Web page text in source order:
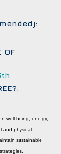
OF
well-being, energy,
and physical
sustainable